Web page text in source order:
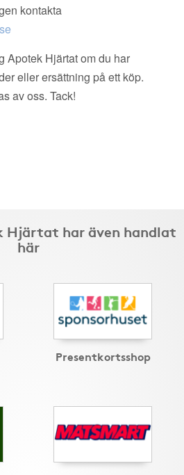
kontakta
Apotek Hjärtat om du har
eller ersättning på ett köp.
av oss. Tack!
Hjärtat har även handlat
här
Presentkortsshop